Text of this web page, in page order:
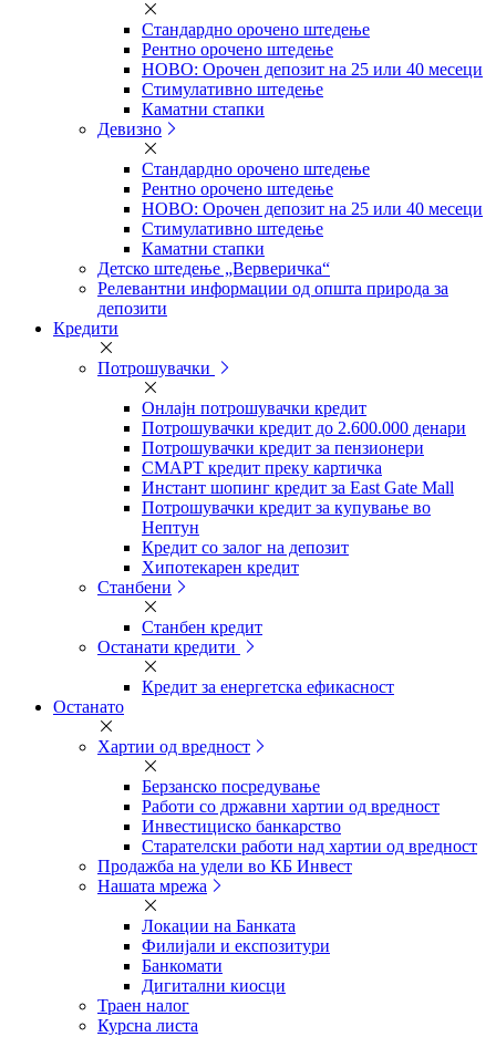
Стандардно орочено штедење
Рентно орочено штедење
НОВО: Орочен депозит на 25 или 40 месеци
Стимулативно штедење
Каматни стапки
Девизно
Стандардно орочено штедење
Рентно орочено штедење
НОВО: Орочен депозит на 25 или 40 месеци
Стимулативно штедење
Каматни стапки
Детско штедење „Верверичка“
Релевантни информации од општа природа за
депозити
Кредити
Потрошувачки
Онлајн потрошувачки кредит
Потрошувачки кредит до 2.600.000 денари
Потрошувачки кредит за пензионери
СМАРТ кредит преку картичка
Инстант шопинг кредит за East Gate Mall
Потрошувачки кредит за купување во
Нептун
Кредит со залог на депозит
Хипотекарен кредит
Станбени
Станбен кредит
Останати кредити
Кредит за енергетска ефикасност
Останато
Хартии од вредност
Берзанско посредување
Работи со државни хартии од вредност
Инвестициско банкарство
Старателски работи над хартии од вредност
Продажба на удели во КБ Инвест
Нашата мрежа
Локации на Банката
Филијали и експозитури
Банкомати
Дигитални киосци
Траен налог
Курсна листа